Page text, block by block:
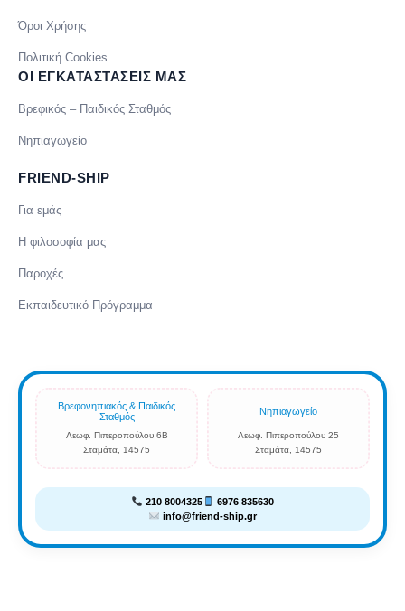
Όροι Χρήσης
Πολιτική Cookies
ΟΙ ΕΓΚΑΤΑΣΤΑΣΕΙΣ ΜΑΣ
Βρεφικός – Παιδικός Σταθμός
Νηπιαγωγείο
FRIEND-SHIP
Για εμάς
Η φιλοσοφία μας
Παροχές
Εκπαιδευτικό Πρόγραμμα
Βρεφονηπιακός & Παιδικός
Σταθμός
Λεωφ. Πιπεροπούλου 6Β
Σταμάτα, 14575
Νηπιαγωγείο
Λεωφ. Πιπεροπούλου 25
Σταμάτα, 14575
210 8004325
6976 835630
info@friend-ship.gr